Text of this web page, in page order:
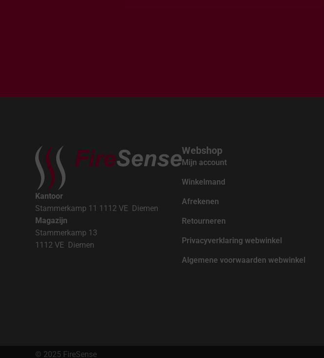
Kantoor
Stammerkamp 11 1112 VE Diemen
Magazijn
Stammerkamp 13
1112 VE Diemen
Webshop
Mijn account
Winkelmand
Afrekenen
Retourneren
Privacyverklaring webwinkel
Algemene voorwaarden webwinkel
© 2025 FireSense